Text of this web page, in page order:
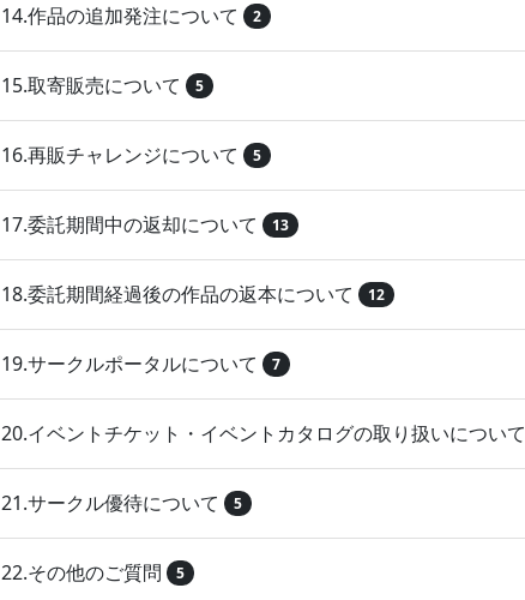
14.作品の追加発注について 2
15.取寄販売について 5
16.再販チャレンジについて 5
17.委託期間中の返却について 13
18.委託期間経過後の作品の返本について 12
19.サークルポータルについて 7
20.イベントチケット・イベントカタログの取り扱いについて
21.サークル優待について 5
22.その他のご質問 5